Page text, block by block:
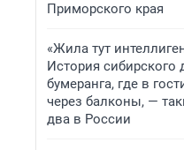
Приморского края
«Жила тут
История сибирского
бумеранга, где в
через балконы, —
два в России